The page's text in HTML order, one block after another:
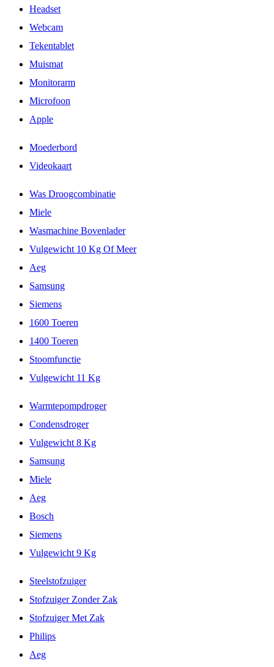
Headset
Webcam
Tekentablet
Muismat
Monitorarm
Microfoon
Apple
Moederbord
Videokaart
Was Droogcombinatie
Miele
Wasmachine Bovenlader
Vulgewicht 10 Kg Of Meer
Aeg
Samsung
Siemens
1600 Toeren
1400 Toeren
Stoomfunctie
Vulgewicht 11 Kg
Warmtepompdroger
Condensdroger
Vulgewicht 8 Kg
Samsung
Miele
Aeg
Bosch
Siemens
Vulgewicht 9 Kg
Steelstofzuiger
Stofzuiger Zonder Zak
Stofzuiger Met Zak
Philips
Aeg